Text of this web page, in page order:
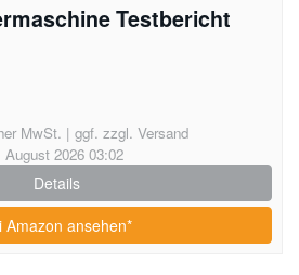
Testbericht
MwSt. | ggf. zzgl. Versand
2026 03:02
Details
Amazon ansehen*